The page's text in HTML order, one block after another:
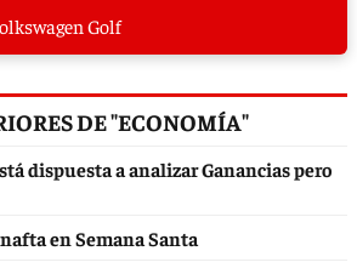
Golf
DE "ECONOMÍA"
dispuesta a analizar Ganancias pero
en Semana Santa